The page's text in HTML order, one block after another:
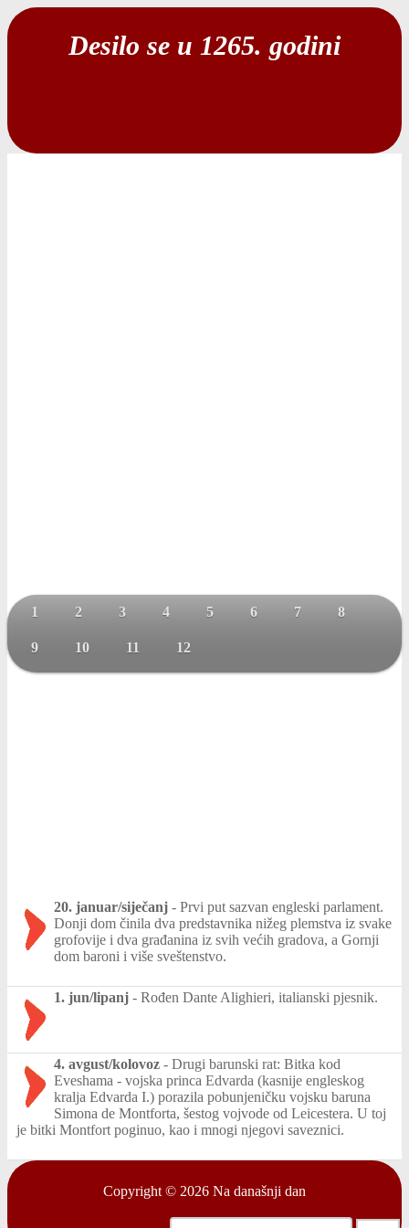
Desilo se u 1265. godini
1 2 3 4 5 6 7 8
9 10 11 12
20. januar/siječanj - Prvi put sazvan engleski parlament.
Donji dom činila dva predstavnika nižeg plemstva iz svake
grofovije i dva građanina iz svih većih gradova, a Gornji
dom baroni i više sveštenstvo.
1. jun/lipanj - Rođen Dante Alighieri, italianski pjesnik.
4. avgust/kolovoz - Drugi barunski rat: Bitka kod
Eveshama - vojska princa Edvarda (kasnije engleskog
kralja Edvarda I.) porazila pobunjeničku vojsku baruna
Simona de Montforta, šestog vojvode od Leicestera. U toj
je bitki Montfort poginuo, kao i mnogi njegovi saveznici.
Copyright © 2026 Na današnji dan